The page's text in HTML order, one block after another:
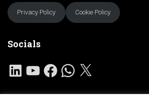
Privacy Policy Cookie Policy
Socials
L
E
Y
O
U
F
A
B
W
H
A
S
X